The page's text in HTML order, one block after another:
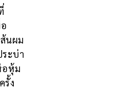
นผม
ะบ่า
อหุ้ม
รั้ง